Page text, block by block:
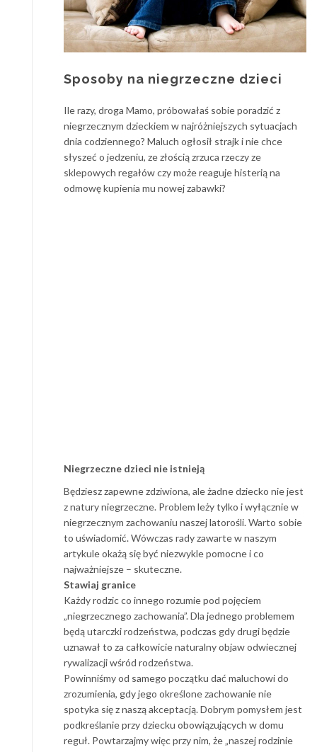
Sposoby na niegrzeczne dzieci
Ile razy, droga Mamo, próbowałaś sobie poradzić z
niegrzecznym dzieckiem w najróżniejszych sytuacjach
dnia codziennego? Maluch ogłosił strajk i nie chce
słyszeć o jedzeniu, ze złością zrzuca rzeczy ze
sklepowych regałów czy może reaguje histerią na
odmowę kupienia mu nowej zabawki?
Niegrzeczne dzieci nie istnieją
Będziesz zapewne zdziwiona, ale żadne dziecko nie jest
z natury niegrzeczne. Problem leży tylko i wyłącznie w
niegrzecznym zachowaniu naszej latorośli. Warto sobie
to uświadomić. Wówczas rady zawarte w naszym
artykule okażą się być niezwykle pomocne i co
najważniejsze – skuteczne.
Stawiaj granice
Każdy rodzic co innego rozumie pod pojęciem
„niegrzecznego zachowania”. Dla jednego problemem
będą utarczki rodzeństwa, podczas gdy drugi będzie
uznawał to za całkowicie naturalny objaw odwiecznej
rywalizacji wśród rodzeństwa.
Powinniśmy od samego początku dać maluchowi do
zrozumienia, gdy jego określone zachowanie nie
spotyka się z naszą akceptacją. Dobrym pomysłem jest
podkreślanie przy dziecku obowiązujących w domu
reguł. Powtarzajmy więc przy nim, że „naszej rodzinie